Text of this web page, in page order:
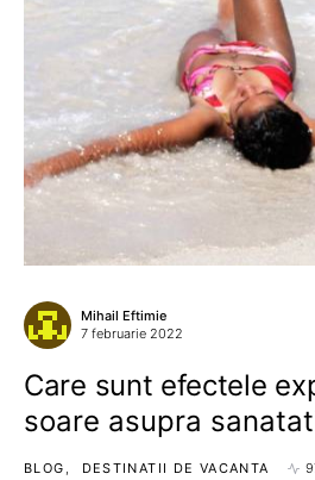
Mihail Eftimie
7 februarie 2022
Care sunt efectele
soare asupra
BLOG DESTINATII DE VACANTA